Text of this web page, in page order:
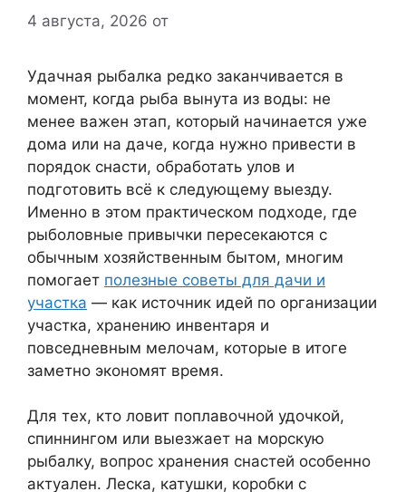
4 августа, 2026 от
Удачная рыбалка редко заканчивается в
момент, когда рыба вынута из воды: не
менее важен этап, который начинается уже
дома или на даче, когда нужно привести в
порядок снасти, обработать улов и
подготовить всё к следующему выезду.
Именно в этом практическом подходе, где
рыболовные привычки пересекаются с
обычным хозяйственным бытом, многим
помогает полезные советы для дачи и
участка — как источник идей по организации
участка, хранению инвентаря и
повседневным мелочам, которые в итоге
заметно экономят время.
Для тех, кто ловит поплавочной удочкой,
спиннингом или выезжает на морскую
рыбалку, вопрос хранения снастей особенно
актуален. Леска, катушки, коробки с